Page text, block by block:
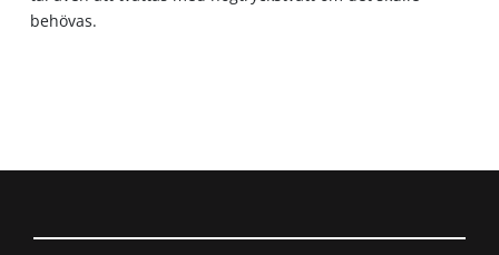
behövas.